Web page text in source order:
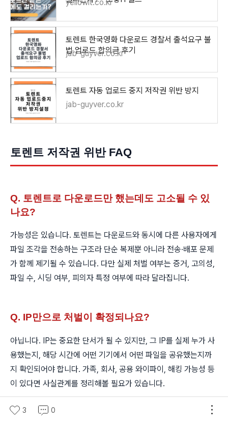
yellowit.co.kr
토렌트 한국영화 다운로드 경찰서 출석요구 불
법 업로드 합의금 후기
jab-guyver.co.kr
토렌트 자동 업로드 중지 저작권 위반 방지
jab-guyver.co.kr
토렌트 저작권 위반 FAQ
Q. 토렌트로 다운로드만 했는데도 고소될 수 있
나요?
가능성은 있습니다. 토렌트는 다운로드와 동시에 다른 사용자에게
파일 조각을 전송하는 구조라 단순 복제뿐 아니라 전송·배포 문제
가 함께 제기될 수 있습니다. 다만 실제 처벌 여부는 증거, 고의성,
파일 수, 시딩 여부, 피의자 특정 여부에 따라 달라집니다.
Q. IP만으로 처벌이 확정되나요?
아닙니다. IP는 중요한 단서가 될 수 있지만, 그 IP를 실제 누가 사
용했는지, 해당 시간에 어떤 기기에서 어떤 파일을 공유했는지까
지 확인되어야 합니다. 가족, 회사, 공용 와이파이, 해킹 가능성 등
이 있다면 사실관계를 정리해볼 필요가 있습니다.
3 0